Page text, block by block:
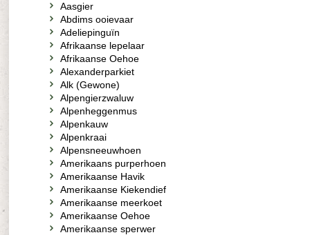
Aasgier
Abdims ooievaar
Adeliepinguïn
Afrikaanse lepelaar
Afrikaanse Oehoe
Alexanderparkiet
Alk (Gewone)
Alpengierzwaluw
Alpenheggenmus
Alpenkauw
Alpenkraai
Alpensneeuwhoen
Amerikaans purperhoen
Amerikaanse Havik
Amerikaanse Kiekendief
Amerikaanse meerkoet
Amerikaanse Oehoe
Amerikaanse sperwer